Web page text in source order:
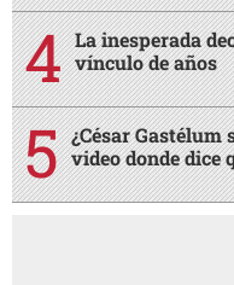
La inesperada
vínculo de años
¿César Gastélum
video donde dice